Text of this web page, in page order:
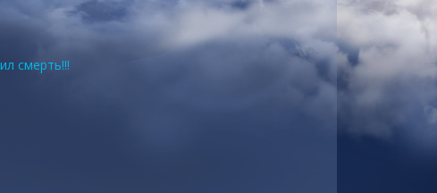
смерть!!!